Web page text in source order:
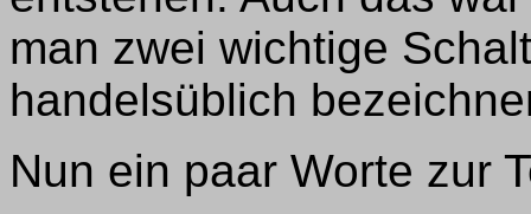
man zwei wichtige
handelsüblich
Nun ein paar Worte zur